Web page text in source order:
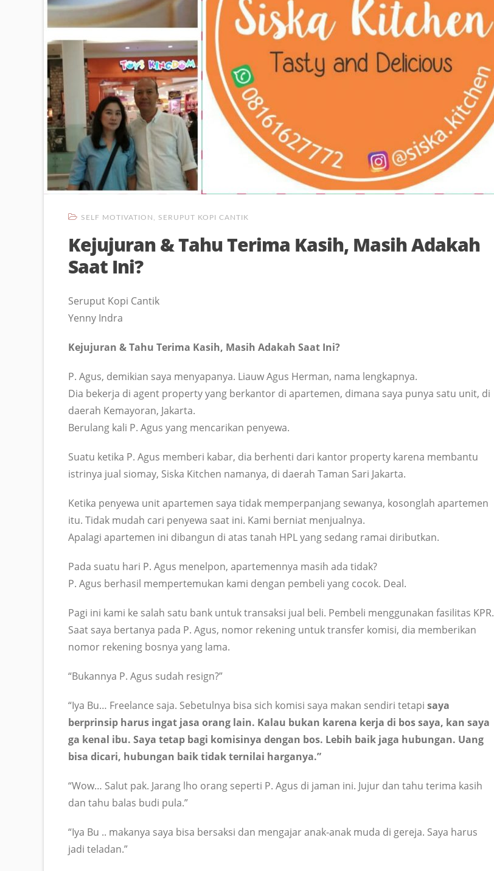
SELF MOTIVATION SERUPUT KOPI CANTIK
Kejujuran & Tahu Terima Kasih, Masih Adakah
Saat Ini?
Seruput Kopi Cantik
Yenny Indra
Kejujuran & Tahu Terima Kasih, Masih Adakah Saat Ini?
P. Agus, demikian saya menyapanya. Liauw Agus Herman, nama lengkapnya.
Dia bekerja di agent property yang berkantor di apartemen, dimana saya punya satu unit, di
daerah Kemayoran, Jakarta.
Berulang kali P. Agus yang mencarikan penyewa.
Suatu ketika P. Agus memberi kabar, dia berhenti dari kantor property karena membantu
istrinya jual siomay, Siska Kitchen namanya, di daerah Taman Sari Jakarta.
Ketika penyewa unit apartemen saya tidak memperpanjang sewanya, kosonglah apartemen
itu. Tidak mudah cari penyewa saat ini. Kami berniat menjualnya.
Apalagi apartemen ini dibangun di atas tanah HPL yang sedang ramai diributkan.
Pada suatu hari P. Agus menelpon, apartemennya masih ada tidak?
P. Agus berhasil mempertemukan kami dengan pembeli yang cocok. Deal.
Pagi ini kami ke salah satu bank untuk transaksi jual beli. Pembeli menggunakan fasilitas KPR.
Saat saya bertanya pada P. Agus, nomor rekening untuk transfer komisi, dia memberikan
nomor rekening bosnya yang lama.
“Bukannya P. Agus sudah resign?”
“Iya Bu… Freelance saja. Sebetulnya bisa sich komisi saya makan sendiri tetapi saya
berprinsip harus ingat jasa orang lain. Kalau bukan karena kerja di bos saya, kan saya
ga kenal ibu. Saya tetap bagi komisinya dengan bos. Lebih baik jaga hubungan. Uang
bisa dicari, hubungan baik tidak ternilai harganya.”
“Wow… Salut pak. Jarang lho orang seperti P. Agus di jaman ini. Jujur dan tahu terima kasih
dan tahu balas budi pula.”
“Iya Bu .. makanya saya bisa bersaksi dan mengajar anak-anak muda di gereja. Saya harus
jadi teladan.”